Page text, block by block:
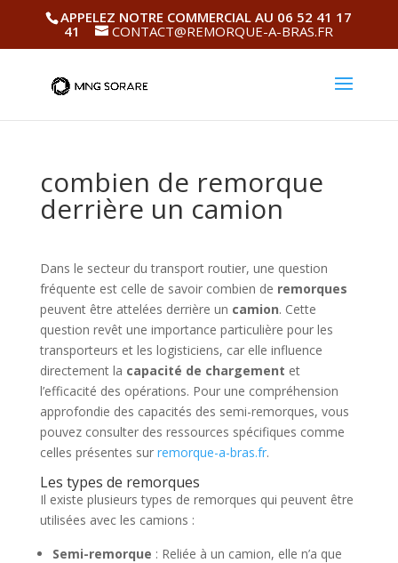
APPELEZ NOTRE COMMERCIAL AU 06 52 41 17
41
CONTACT@REMORQUE-A-BRAS.FR
combien de remorque
derrière un camion
Dans le secteur du transport routier, une question
fréquente est celle de savoir combien de remorques
peuvent être attelées derrière un camion. Cette
question revêt une importance particulière pour les
transporteurs et les logisticiens, car elle influence
directement la capacité de chargement et
l’efficacité des opérations. Pour une compréhension
approfondie des capacités des semi-remorques, vous
pouvez consulter des ressources spécifiques comme
celles présentes sur remorque-a-bras.fr.
Les types de remorques
Il existe plusieurs types de remorques qui peuvent être
utilisées avec les camions :
Semi-remorque : Reliée à un camion, elle n’a que